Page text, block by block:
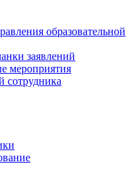
образовательной
заявлений
мероприятия
сотрудника